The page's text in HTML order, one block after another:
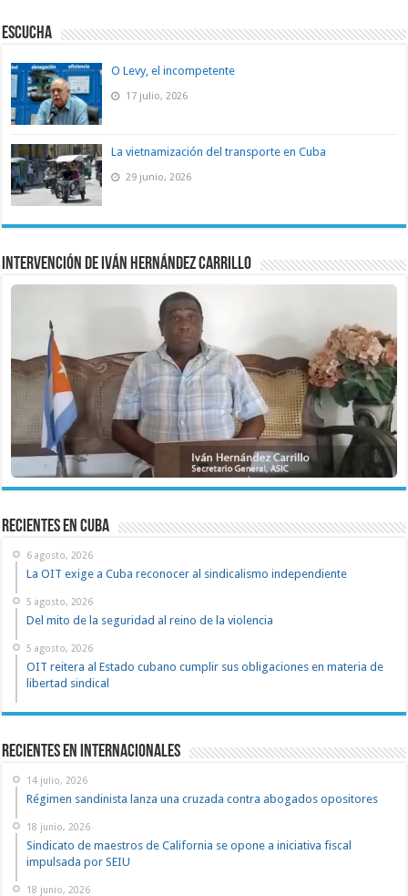
ESCUCHA
O Levy, el incompetente
17 julio, 2026
La vietnamización del transporte en Cuba
29 junio, 2026
Intervención de Iván Hernández Carrillo
recientes en cuba
6 agosto, 2026
La OIT exige a Cuba reconocer al sindicalismo independiente
5 agosto, 2026
Del mito de la seguridad al reino de la violencia
5 agosto, 2026
OIT reitera al Estado cubano cumplir sus obligaciones en materia de
libertad sindical
Recientes en Internacionales
14 julio, 2026
Régimen sandinista lanza una cruzada contra abogados opositores
18 junio, 2026
Sindicato de maestros de California se opone a iniciativa fiscal
impulsada por SEIU
18 junio, 2026